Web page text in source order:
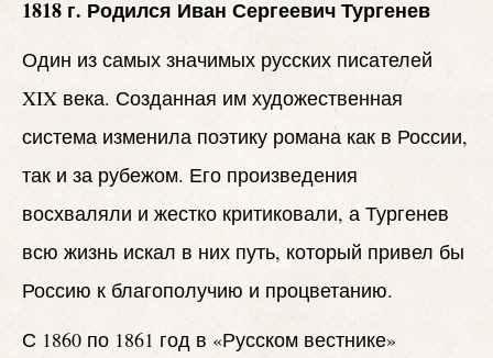
1818 г. Родился Иван Сергеевич Тургенев
Один из самых значимых русских писателей
XIX века. Созданная им художественная
система изменила поэтику романа как в России,
так и за рубежом. Его произведения
восхваляли и жестко критиковали, а Тургенев
всю жизнь искал в них путь, который привел бы
Россию к благополучию и процветанию.
С 1860 по 1861 год в «Русском вестнике»